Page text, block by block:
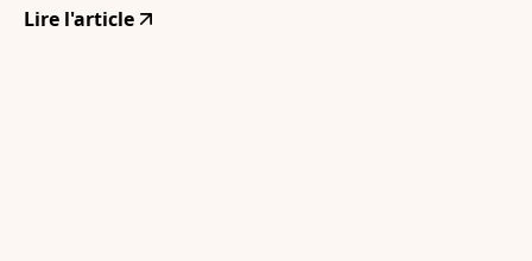
Lire l'article